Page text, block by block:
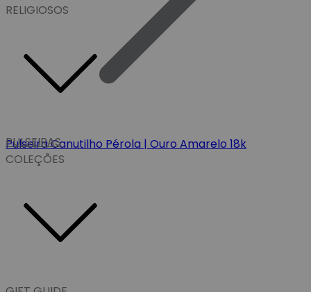
RELIGIOSOS
PULSEIRAS
COLEÇÕES
Pulseira Canutilho Pérola | Ouro Amarelo 18k